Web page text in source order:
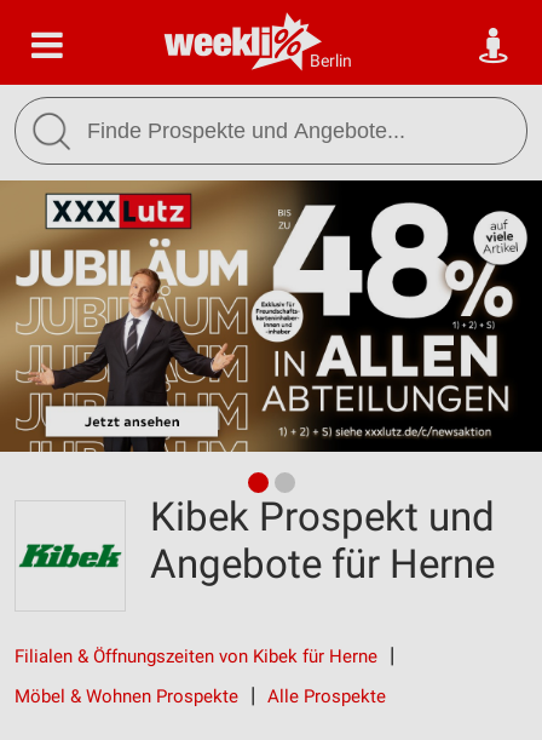
Berlin
Kibek Prospekt und
Angebote für Herne
Filialen & Öffnungszeiten von Kibek für Herne
Möbel & Wohnen Prospekte
Alle Prospekte